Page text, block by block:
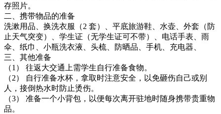
存照片。
二、携带物品的准备
洗漱用品、换洗衣服（2 套）、平底旅游鞋、水壶、外套（防
止天气突变）、学生证（无学生证可不带）、电话手表、雨
伞、纸巾、小瓶洗衣液、头梳、防晒品、手机、充电器、
三、其他准备
（1） 往返大交通上需学生自行准备食物。
（2） 自行准备水杯，拿取时注意安全，以免砸伤自己或别
人，接倒热水时防止烫伤。
（3） 准备一个小背包，以便每次离开驻地时随身携带贵重物
品。